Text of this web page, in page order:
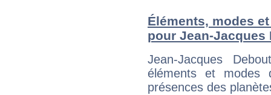
Éléments, modes
pour Jean-Jacques
Jean-Jacques
éléments et modes
présences des